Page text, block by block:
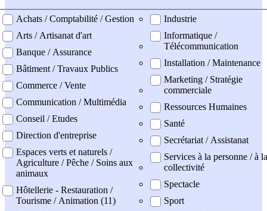
professionel
Achats / Comptabilité / Gestion
Arts / Artisanat d'art
Banque / Assurance
Bâtiment / Travaux Publics
Commerce / Vente
Communication / Multimédia
Conseil / Etudes
Direction d'entreprise
Espaces verts et naturels /
Agriculture / Pêche / Soins aux
animaux
Hôtellerie - Restauration /
Tourisme / Animation (11)
Industrie
Informatique /
Télécommunication
Installation / Maintenance
Marketing / Stratégie
commerciale
Ressources Humaines
Santé
Secrétariat / Assistanat
Services à la personne / à la
collectivité
Spectacle
Sport